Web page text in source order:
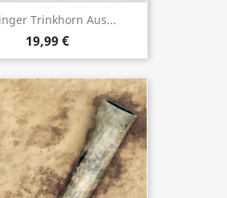
Trinkhorn Aus...
19,99 €